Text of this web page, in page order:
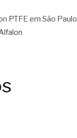
PTFE em São